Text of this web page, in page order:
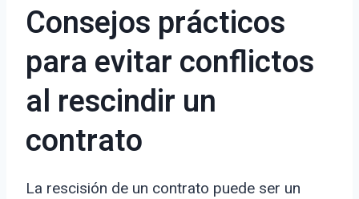
Consejos prácticos
para evitar conflictos
al rescindir un
contrato
La rescisión de un contrato puede ser un